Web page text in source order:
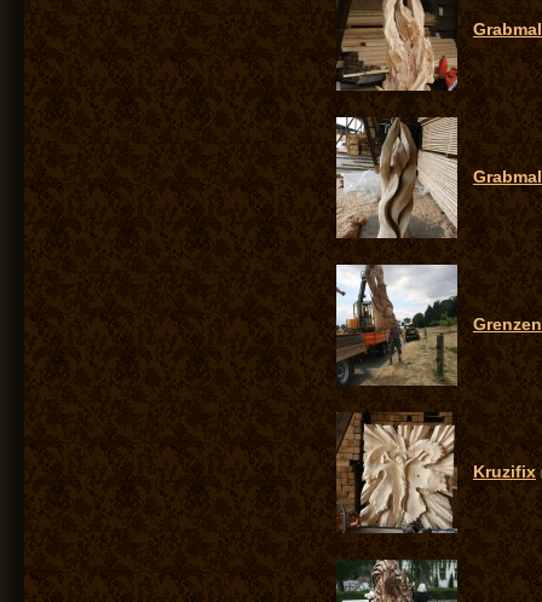
Grabmal
Kruzifix